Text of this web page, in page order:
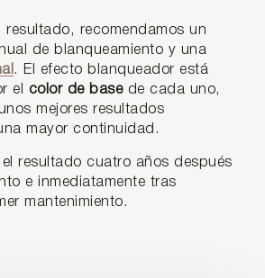
resultado, recomendamos un
de blanqueamiento y una
. El efecto blanqueador está
el color de basede cada uno,
mejores resultados
mayor continuidad.
resultado cuatro años después
e inmediatamente tras
mantenimiento.